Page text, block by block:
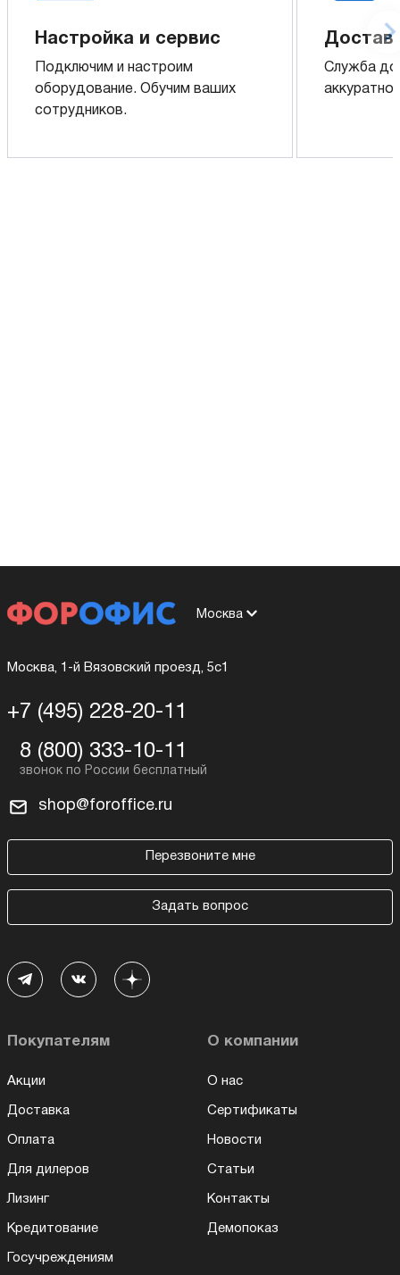
Настройка и сервис
Подключим и настроим
оборудование. Обучим ваших
сотрудников.
Служба
аккуратно
Москва
Москва, 1-й Вязовский проезд, 5с1
+7 (495) 228-20-11
8 (800) 333-10-11
shop@foroffice.ru
Перезвоните мне
Задать вопрос
Покупателям
Акции
Доставка
Оплата
Для дилеров
Лизинг
Кредитование
Госучреждениям
О компании
О нас
Сертификаты
Новости
Статьи
Контакты
Демопоказ